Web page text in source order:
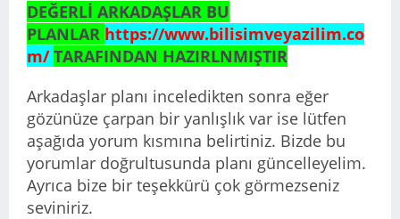
DEĞERLİ ARKADAŞLAR BU
PLANLAR https://www.bilisimveyazilim.co
m/ TARAFINDAN HAZIRLNMIŞTIR
Arkadaşlar planı inceledikten sonra eğer
gözünüze çarpan bir yanlışlık var ise lütfen
aşağıda yorum kısmına belirtiniz. Bizde bu
yorumlar doğrultusunda planı güncelleyelim.
Ayrıca bize bir teşekkürü çok görmezseniz
seviniriz.